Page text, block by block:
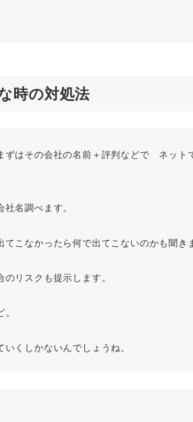
時の対処法
はその会社の名前＋評判などで ネット
名調べます。
こなかったら何で出てこないのかも聞き
リスクも提示します。
くしかないんでしょうね。